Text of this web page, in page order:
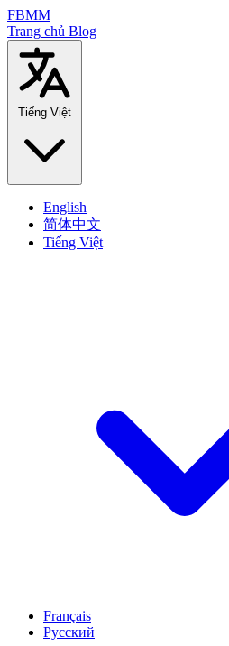
FBMM
Trang chủ Blog
Tiếng Việt
English
简体中文
Tiếng Việt
Français
Русский